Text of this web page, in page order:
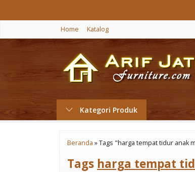
Home Katalog
Kategori Produk
Beranda »Tags "harga tempat tidur anak
Tags harga tempat